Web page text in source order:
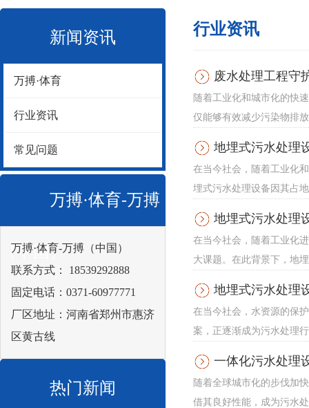
新闻资讯
万搏·体育
行业资讯
常见问题
万搏·体育-万搏
（中国）
万搏·体育-万搏（中国）
联系方式： 18539292888
固定电话：0371-60977771
厂区地址：河南省郑州市惠济
区黄古线
热门新闻
行业资讯
废水处理工程守
随着工业化和城市化的快
仅能够有效减少污染物排
地埋式污水处理
在当今社会，随着工业化
埋式污水处理设备因其占
地埋式污水处理
在当今社会，随着工业化
大课题。在此背景下，地
地埋式污水处理
在当今社会，水资源的保
案，正逐渐成为污水处理
一体化污水处理
随着全球城市化的步伐加
借其良好性能，成为污水